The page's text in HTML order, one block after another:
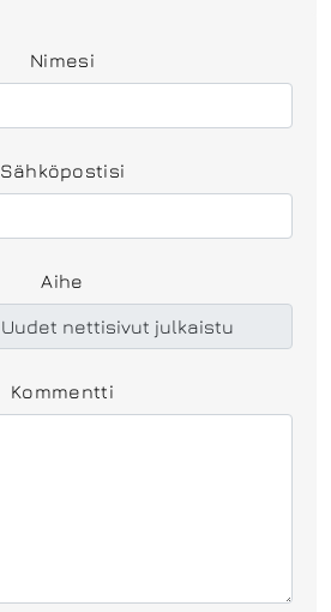
Nimesi
Sähköpostisi
Aihe
Kommentti